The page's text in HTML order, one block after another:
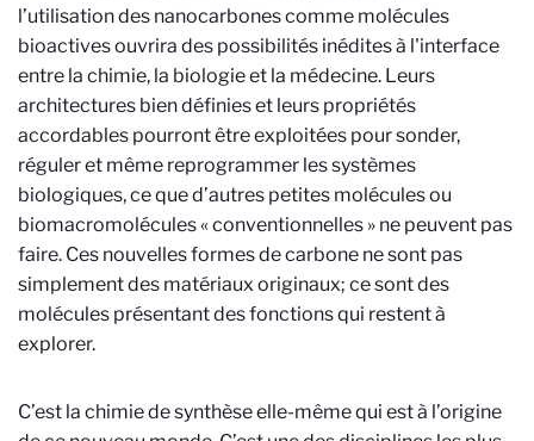
l’utilisation des nanocarbones comme molécules
bioactives ouvrira des possibilités inédites à l'interface
entre la chimie, la biologie et la médecine. Leurs
architectures bien définies et leurs propriétés
accordables pourront être exploitées pour sonder,
réguler et même reprogrammer les systèmes
biologiques, ce que d’autres petites molécules ou
biomacromolécules « conventionnelles » ne peuvent pas
faire. Ces nouvelles formes de carbone ne sont pas
simplement des matériaux originaux; ce sont des
molécules présentant des fonctions qui restent à
explorer.
C’est la chimie de synthèse elle-même qui est à l’origine